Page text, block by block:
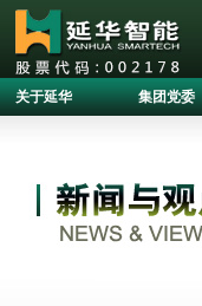
关于延华 集团党委